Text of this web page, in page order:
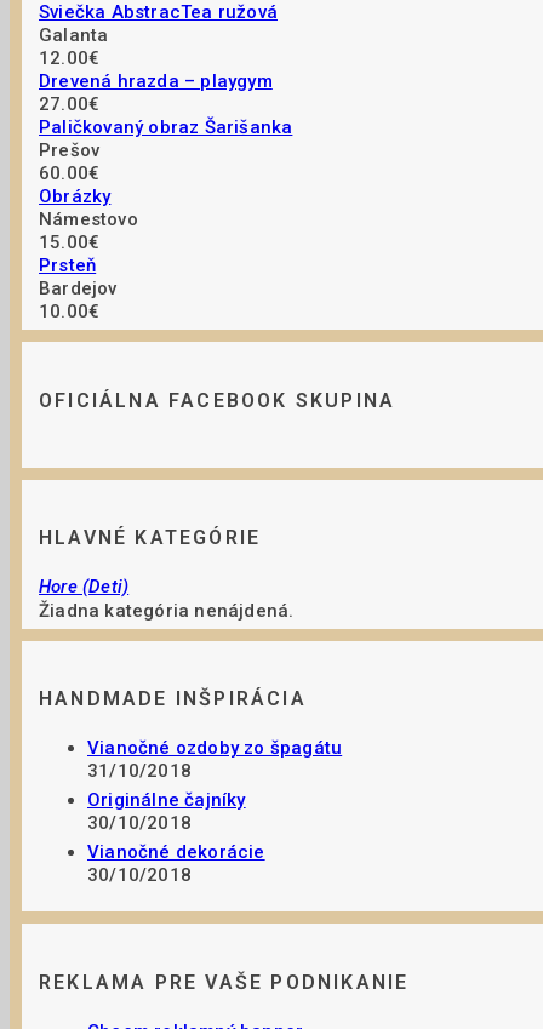
Sviečka AbstracTea ružová
Galanta
12.00€
Drevená hrazda – playgym
27.00€
Paličkovaný obraz Šarišanka
Prešov
60.00€
Obrázky
Námestovo
15.00€
Prsteň
Bardejov
10.00€
OFICIÁLNA FACEBOOK SKUPINA
HLAVNÉ KATEGÓRIE
Hore (Deti)
Žiadna kategória nenájdená.
HANDMADE INŠPIRÁCIA
Vianočné ozdoby zo špagátu
31/10/2018
Originálne čajníky
30/10/2018
Vianočné dekorácie
30/10/2018
REKLAMA PRE VAŠE PODNIKANIE